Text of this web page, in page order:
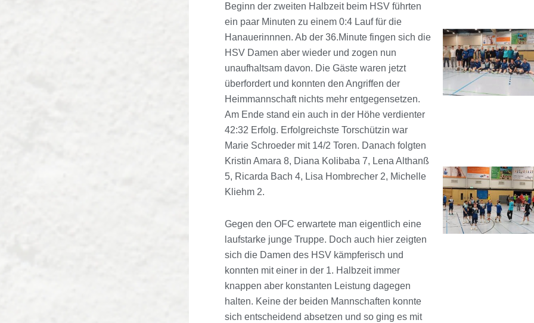
Beginn der zweiten Halbzeit beim HSV führten
ein paar Minuten zu einem 0:4 Lauf für die
Hanauerinnnen. Ab der 36.Minute fingen sich die
HSV Damen aber wieder und zogen nun
unaufhaltsam davon. Die Gäste waren jetzt
überfordert und konnten den Angriffen der
Heimmannschaft nichts mehr entgegensetzen.
Am Ende stand ein auch in der Höhe verdienter
42:32 Erfolg. Erfolgreichste Torschützin war
Marie Schroeder mit 14/2 Toren. Danach folgten
Kristin Amara 8, Diana Kolibaba 7, Lena Althanß
5, Ricarda Bach 4, Lisa Hombrecher 2, Michelle
Kliehm 2.
Gegen den OFC erwartete man eigentlich eine
laufstarke junge Truppe. Doch auch hier zeigten
sich die Damen des HSV kämpferisch und
konnten mit einer in der 1. Halbzeit immer
knappen aber konstanten Leistung dagegen
halten. Keine der beiden Mannschaften konnte
sich entscheidend absetzen und so ging es mit